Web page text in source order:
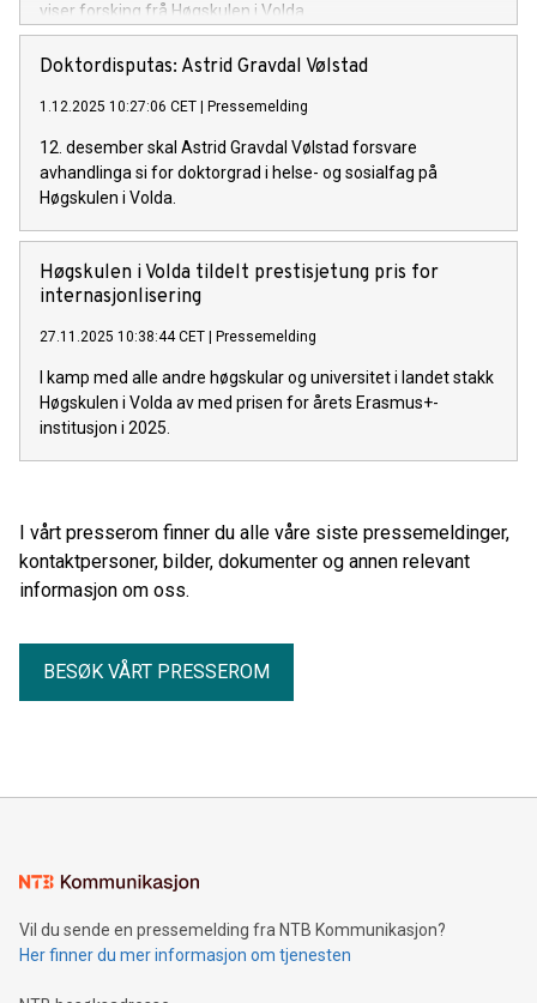
viser forsking frå Høgskulen i Volda.
Doktordisputas: Astrid Gravdal Vølstad
1.12.2025 10:27:06 CET Pressemelding
12. desember skal Astrid Gravdal Vølstad forsvare
avhandlinga si for doktorgrad i helse- og sosialfag på
Høgskulen i Volda.
Høgskulen i Volda tildelt prestisjetung pris for
internasjonlisering
27.11.2025 10:38:44 CET Pressemelding
I kamp med alle andre høgskular og universitet i landet stakk
Høgskulen i Volda av med prisen for årets Erasmus+-
institusjon i 2025.
I vårt presserom finner du alle våre siste pressemeldinger,
kontaktpersoner, bilder, dokumenter og annen relevant
informasjon om oss.
BESØK VÅRT PRESSEROM
Vil du sende en pressemelding fra NTB Kommunikasjon?
Her finner du mer informasjon om tjenesten